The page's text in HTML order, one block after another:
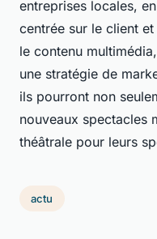
entreprises locales,
centrée sur le client
le contenu
une stratégie de
ils pourront non
nouveaux spectacles
théâtrale pour leurs
actu